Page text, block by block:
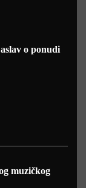
o ponudi
muzičkog